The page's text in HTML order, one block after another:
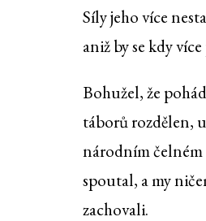
Síly jeho více
aniž by se kdy
Bohužel, že
táborů rozdělen,
národním čelném
spoutal, a my
zachovali.